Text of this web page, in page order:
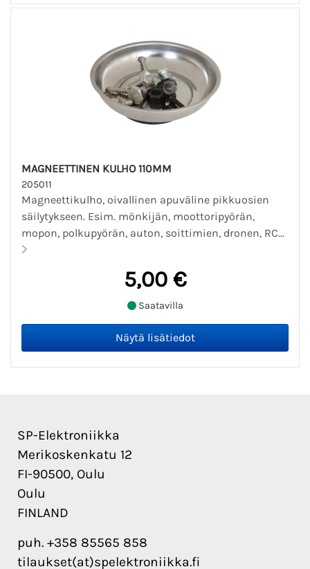
MAGNEETTINEN KULHO 110MM
205011
Magneettikulho, oivallinen apuväline pikkuosien
säilytykseen. Esim. mönkijän, moottoripyörän,
mopon, polkupyörän, auton, soittimien, dronen, RC...
5,00 €
Saatavilla
SP-Elektroniikka
Merikoskenkatu 12
FI-90500, Oulu
Oulu
FINLAND
puh. +358 85565 858
tilaukset(at)spelektroniikka.fi